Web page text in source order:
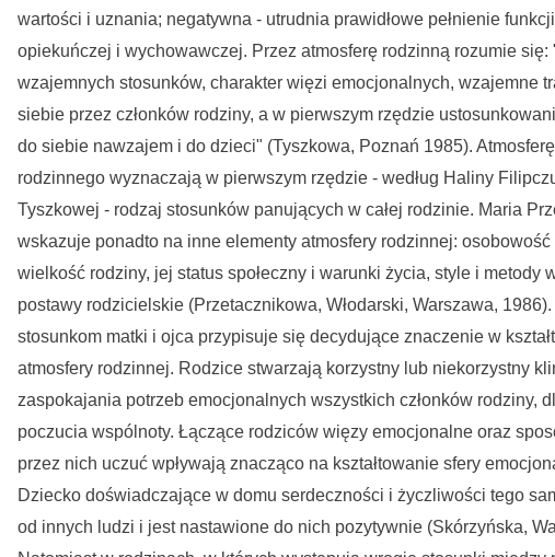
wartości i uznania; negatywna - utrudnia prawidłowe pełnienie
opiekuńczej i wychowawczej. Przez atmosferę rodzinną rozumie się:
wzajemnych stosunków, charakter więzi emocjonalnych, wzajemne
siebie przez członków rodziny, a w pierwszym rzędzie
do siebie nawzajem i do dzieci" (Tyszkowa, Poznań 1985).
rodzinnego wyznaczają w pierwszym rzędzie - według Haliny
Tyszkowej - rodzaj stosunków panujących w całej rodzinie. Maria
wskazuje ponadto na inne elementy atmosfery rodzinnej: osobowość
wielkość rodziny, jej status społeczny i warunki życia, style i metody
postawy rodzicielskie (Przetacznikowa, Włodarski, Warszawa,
stosunkom matki i ojca przypisuje się decydujące znaczenie w
atmosfery rodzinnej. Rodzice stwarzają korzystny lub niekorzystny
zaspokajania potrzeb emocjonalnych wszystkich członków rodziny,
poczucia wspólnoty. Łączące rodziców więzy emocjonalne oraz
przez nich uczuć wpływają znacząco na kształtowanie sfery
Dziecko doświadczające w domu serdeczności i życzliwości tego
od innych ludzi i jest nastawione do nich pozytywnie (Skórzyńska,